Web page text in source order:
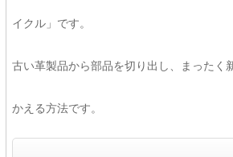
イクル」です。
古い革製品から部品を切り出し、まったく
かえる方法です。